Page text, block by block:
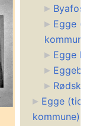
Egge
Egge
Egge
kommune)